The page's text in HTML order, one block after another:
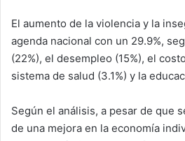
El aumento de la violencia y la
agenda nacional con un 29.9%,
(22%), el desempleo (15%), el
sistema de salud (3.1%) y la
Según el análisis, a pesar de que
de una mejora en la economía